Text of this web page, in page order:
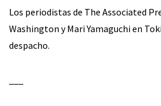
Los periodistas de The Associated
Washington y Mari Yamaguchi en
despacho.